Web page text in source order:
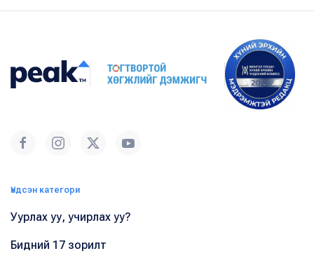
Үндсэн категори
Уурлах уу, учирлах уу?
Бидний 17 зорилт